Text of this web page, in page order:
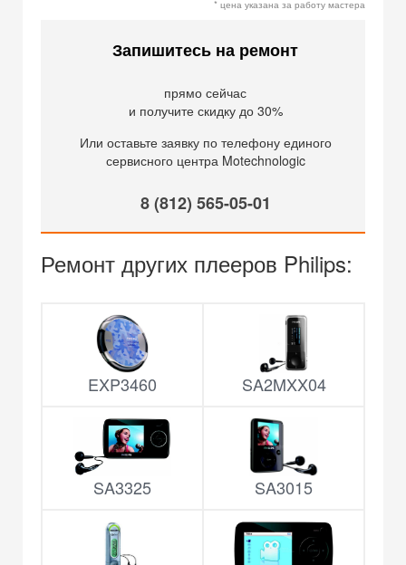
* цена указана за работу мастера
Запишитесь на ремонт
прямо сейчас
и получите скидку до 30%
Или оставьте заявку по телефону единого
сервисного центра Motechnologic
8 (812) 565-05-01
Ремонт других плееров Philips:
EXP3460 SA2MXX04
SA3325 SA3015